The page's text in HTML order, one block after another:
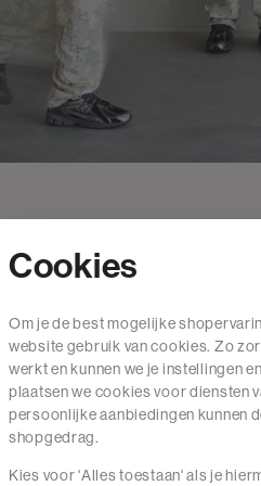
Mail ons
020 - 3412 650
Van maandag t/m vrijdag van 8.30 uur tot
Cookies
Om je de best mogelijke
website gebruik van cookies. Zo
werkt en kunnen we je instellingen
plaatsen we cookies voor diensten
persoonlijke aanbiedingen kunnen
shopgedrag.
Kies voor 'Alles toestaan' als je